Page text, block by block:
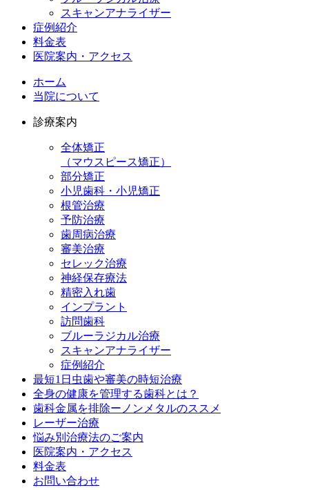
スキャンアナライザー
症例紹介
料金表
医院案内・アクセス
ホーム
当院について
診療案内
全体矯正
（マウスピース矯正）
部分矯正
小児歯科・小児矯正
根管治療
予防治療
歯周病治療
審美治療
セレック治療
神経保存療法
精密入れ歯
インプラント
訪問歯科
ブルーラジカル治療
スキャンアナライザー
症例紹介
最短1日虫歯や審美の時短治療
全身の健康を管理する歯科とは？
歯科金属を排除ーノンメタルのススメ
レーザー治療
悩み別治療法のご案内
医院案内・アクセス
料金表
お問い合わせ